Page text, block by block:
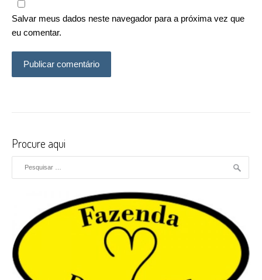
Salvar meus dados neste navegador para a próxima vez que
eu comentar.
Procure aqui